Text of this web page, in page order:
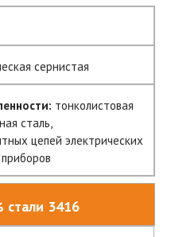
сернистая
тонколистовая
сталь,
цепей электрических
стали 3416